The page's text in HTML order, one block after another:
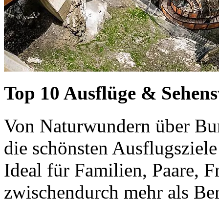
Top 10 Ausflüge &
Von Naturwundern über
die schönsten
Ideal für Familien, Paare,
zwischendurch mehr als